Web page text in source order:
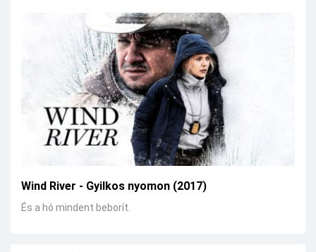
Wind River - Gyilkos nyomon (2017)
És a hó mindent beborít.